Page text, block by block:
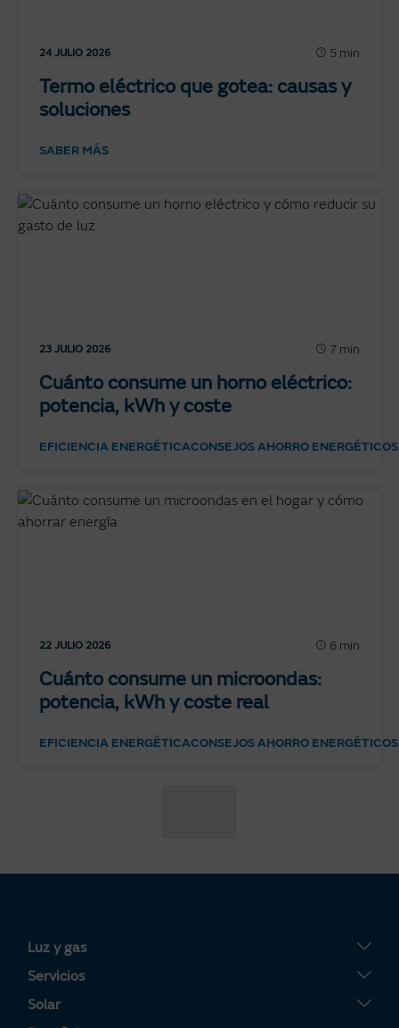
24 JULIO 2026 5 min
Termo eléctrico que gotea: causas y
soluciones
SABER MÁS
23 JULIO 2026 7 min
Cuánto consume un horno eléctrico:
potencia, kWh y coste
EFICIENCIA ENERGÉTICACONSEJOS AHORRO ENERGÉTICO
22 JULIO 2026 6 min
Cuánto consume un microondas:
potencia, kWh y coste real
EFICIENCIA ENERGÉTICACONSEJOS AHORRO ENERGÉTICO
Luz y gas
Tarifa Plana
Tarifa Por Uso
Servicios
Servigas
Solar